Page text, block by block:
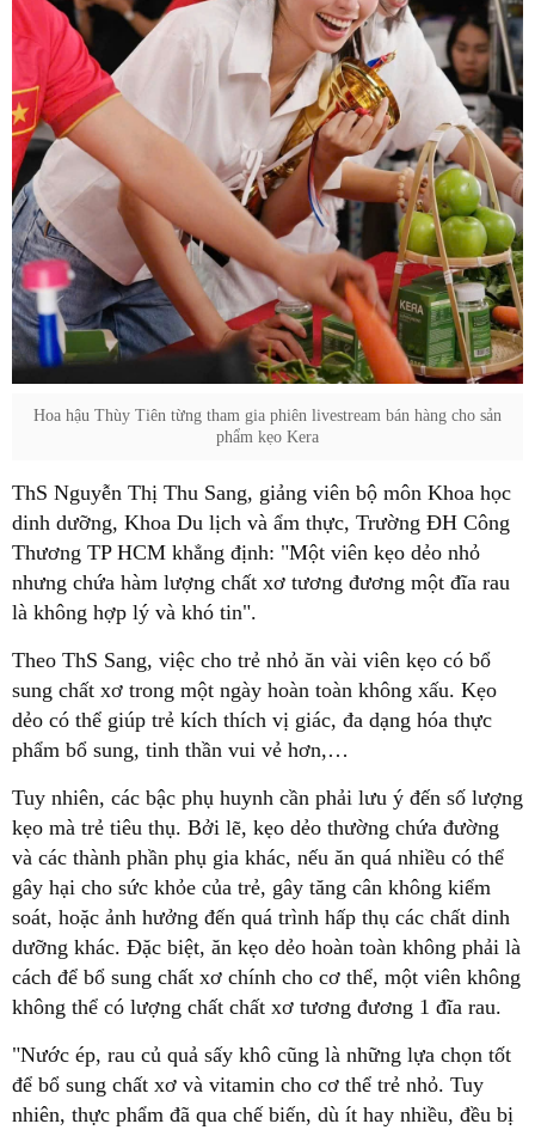
Hoa hậu Thùy Tiên từng tham gia phiên livestream bán hàng cho sản
phẩm kẹo Kera
ThS Nguyễn Thị Thu Sang, giảng viên bộ môn Khoa học
dinh dưỡng, Khoa Du lịch và ẩm thực, Trường ĐH Công
Thương TP HCM khẳng định: "Một viên kẹo dẻo nhỏ
nhưng chứa hàm lượng chất xơ tương đương một đĩa rau
là không hợp lý và khó tin".
Theo ThS Sang, việc cho trẻ nhỏ ăn vài viên kẹo có bổ
sung chất xơ trong một ngày hoàn toàn không xấu. Kẹo
dẻo có thể giúp trẻ kích thích vị giác, đa dạng hóa thực
phẩm bổ sung, tinh thần vui vẻ hơn,…
Tuy nhiên, các bậc phụ huynh cần phải lưu ý đến số lượng
kẹo mà trẻ tiêu thụ. Bởi lẽ, kẹo dẻo thường chứa đường
và các thành phần phụ gia khác, nếu ăn quá nhiều có thể
gây hại cho sức khỏe của trẻ, gây tăng cân không kiểm
soát, hoặc ảnh hưởng đến quá trình hấp thụ các chất dinh
dưỡng khác. Đặc biệt, ăn kẹo dẻo hoàn toàn không phải là
cách để bổ sung chất xơ chính cho cơ thể, một viên không
không thể có lượng chất chất xơ tương đương 1 đĩa rau.
"Nước ép, rau củ quả sấy khô cũng là những lựa chọn tốt
để bổ sung chất xơ và vitamin cho cơ thể trẻ nhỏ. Tuy
nhiên, thực phẩm đã qua chế biến, dù ít hay nhiều, đều bị